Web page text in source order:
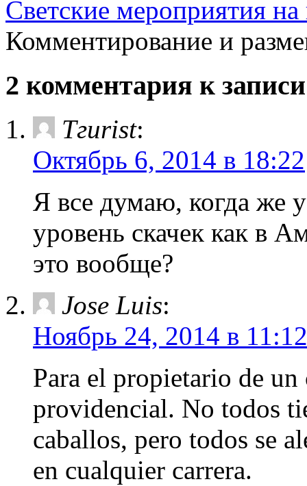
Светские мероприятия
Комментирование и
2 комментария к
Тгurist:
Октябрь 6, 2014 в 18:22
Я все думаю, когда же
уровень скачек как в
это вообще?
Jose Luis:
Ноябрь 24, 2014 в 11:12
Para el propietario de un
providencial. No todos
caballos, pero todos se
en cualquier carrera.